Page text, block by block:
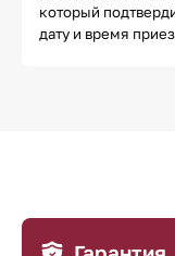
который
дату и время